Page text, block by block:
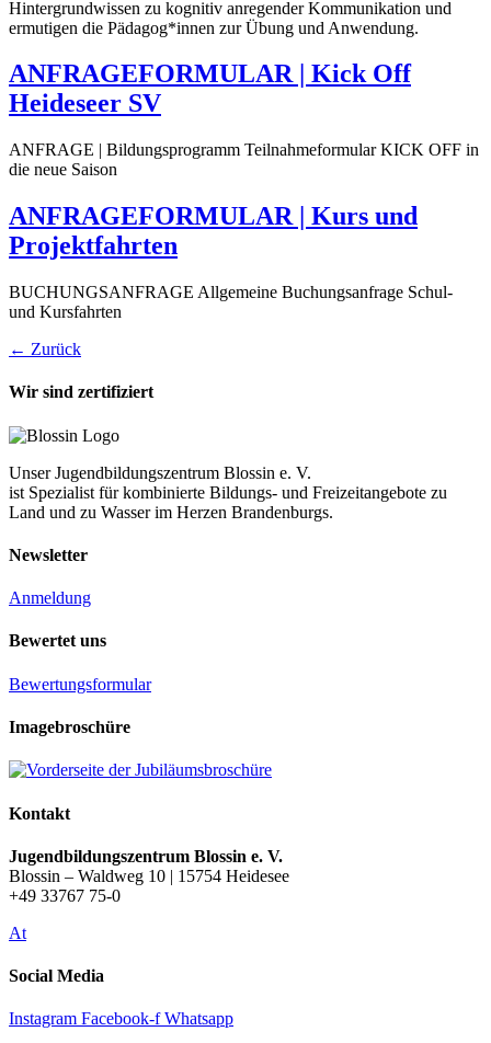
Hintergrundwissen zu kognitiv anregender Kommunikation und
ermutigen die Pädagog*innen zur Übung und Anwendung.
ANFRAGEFORMULAR | Kick Off
Heideseer SV
ANFRAGE | Bildungsprogramm Teilnahmeformular KICK OFF in
die neue Saison
ANFRAGEFORMULAR | Kurs und
Projektfahrten
BUCHUNGSANFRAGE Allgemeine Buchungsanfrage Schul-
und Kursfahrten
← Zurück
Wir sind zertifiziert
Unser Jugendbildungszentrum Blossin e. V.
ist Spezialist für kombinierte Bildungs- und Freizeitangebote zu
Land und zu Wasser im Herzen Brandenburgs.
Newsletter
Anmeldung
Bewertet uns
Bewertungsformular
Imagebroschüre
Kontakt
Jugendbildungszentrum Blossin e. V.
Blossin – Waldweg 10 | 15754 Heidesee
+49 33767 75-0
At
Social Media
Instagram Facebook-f Whatsapp